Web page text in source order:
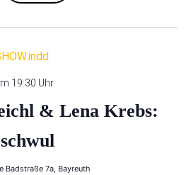
19:30 Uhr
& Lena Krebs:
Badstraße 7a, Bayreuth